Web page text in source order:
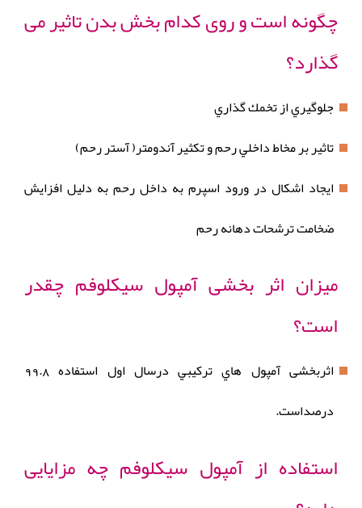
چگونه است و روی کدام بخش بدن تاثیر می
گذارد؟
جلوگيري از تخمك گذاري
تاثير بر مخاط داخلي رحم و تکثیر آندومتر( آستر رحم)
ايجاد اشكال در ورود اسپرم به داخل رحم به دليل افزايش
ضخامت ترشحات دهانه رحم
میزان اثر بخشی آمپول سیکلوفم چقدر
است؟
اثربخشی آمپول هاي تركيبي درسال اول استفاده 99.8
درصداست.
استفاده از آمپول سیکلوفم چه مزایایی